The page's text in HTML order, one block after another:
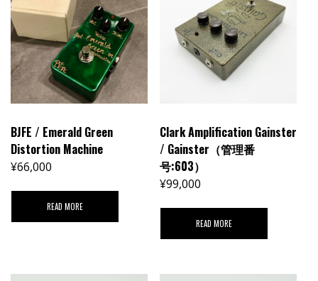
BJFE / Emerald Green
Distortion Machine
¥66,000
READ MORE
Clark Amplification Gainster
/ Gainster（管理番
号:603）
¥99,000
READ MORE